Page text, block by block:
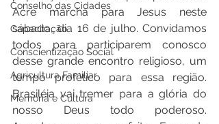
Conselho das Cidades
Capacitação
Conscientização Social
Agricultura Familiar
Memória e Cultura
Acre marcha para Jesus neste
sábado, dia 16 de julho. Convidamos
todos para participarem conosco
desse grande encontro religioso, um
tempo profético para essa região.
Brasiléia vai tremer para a glória do
nosso Deus todo poderoso.